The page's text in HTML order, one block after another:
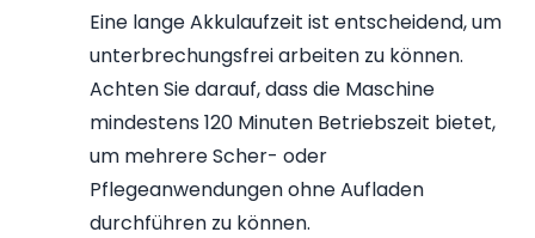
Eine lange Akkulaufzeit ist entscheidend, um
unterbrechungsfrei arbeiten zu können.
Achten Sie darauf, dass die Maschine
mindestens 120 Minuten Betriebszeit bietet,
um mehrere Scher- oder
Pflegeanwendungen ohne Aufladen
durchführen zu können.